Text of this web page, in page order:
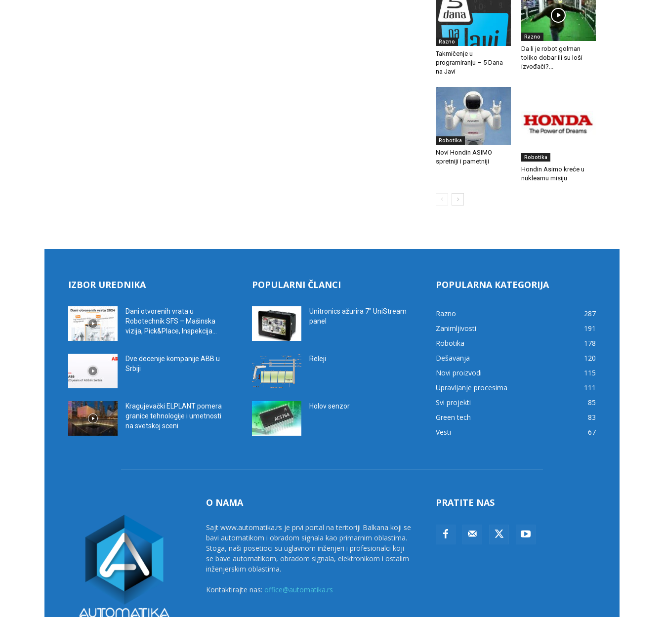
Razno
Takmičenje u
programiranju – 5 Dana
na Javi
Razno
Da li je robot golman
toliko dobar ili su loši
izvođači?...
Robotika
Novi Hondin ASIMO
spretniji i pametniji
Robotika
Hondin Asimo kreće u
nuklearnu misiju
IZBOR UREDNIKA
Dani otvorenih vrata u
Robotechnik SFS – Mašinska
vizija, Pick&Place, Inspekcija...
Dve decenije kompanije ABB u
Srbiji
Kragujevački ELPLANT pomera
granice tehnologije i umetnosti
na svetskoj sceni
POPULARNI ČLANCI
Unitronics ažurira 7″ UniStream
panel
Releji
Holov senzor
POPULARNA KATEGORIJA
Razno
287
Zanimljivosti
191
Robotika
178
Dešavanja
120
Novi proizvodi
115
Upravljanje procesima
111
Svi projekti
85
Green tech
83
Vesti
67
O NAMA
Sajt www.automatika.rs je prvi portal na teritoriji Balkana koji se
bavi automatikom i obradom signala kao primarnim oblastima.
Stoga, naši posetioci su uglavnom inženjeri i profesionalci koji
se bave automatikom, obradom signala, elektronikom i ostalim
inženjerskim oblastima.
Kontaktirajte nas: office@automatika.rs
PRATITE NAS